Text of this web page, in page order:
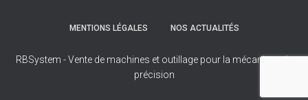
MENTIONS LÉGALES NOS ACTUALITÉS
RBSystem - Vente de machines et outillage pour la mécanique de
précision